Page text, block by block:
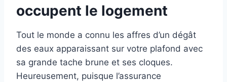
occupent le logement
Tout le monde a connu les affres d’un dégât
des eaux apparaissant sur votre plafond avec
sa grande tache brune et ses cloques.
Heureusement, puisque l’assurance